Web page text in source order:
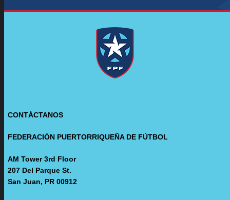
CONTÁCTANOS
FEDERACIÓN PUERTORRIQUEÑA DE FÚTBOL
AM Tower 3rd Floor
207 Del Parque St.
San Juan, PR 00912